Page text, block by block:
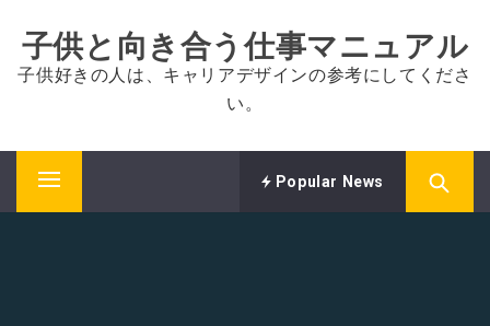
へ
キ
子供と向き合う仕事マニュアル
子供好きの人は、キャリアデザインの参考にしてくださ
い。
メ
Popular News